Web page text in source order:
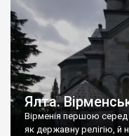
Ялта.
Вірменія першою серед
як державну релігію, й